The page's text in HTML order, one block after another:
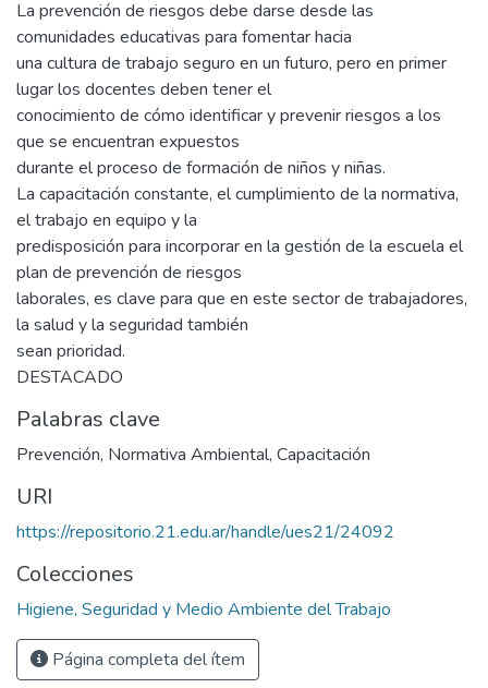
La prevención de riesgos debe darse desde las
comunidades educativas para fomentar hacia
una cultura de trabajo seguro en un futuro, pero en primer
lugar los docentes deben tener el
conocimiento de cómo identificar y prevenir riesgos a los
que se encuentran expuestos
durante el proceso de formación de niños y niñas.
La capacitación constante, el cumplimiento de la normativa,
el trabajo en equipo y la
predisposición para incorporar en la gestión de la escuela el
plan de prevención de riesgos
laborales, es clave para que en este sector de trabajadores,
la salud y la seguridad también
sean prioridad.
DESTACADO
Palabras clave
Prevención, Normativa Ambiental, Capacitación
URI
https://repositorio.21.edu.ar/handle/ues21/24092
Colecciones
Higiene, Seguridad y Medio Ambiente del Trabajo
Página completa del ítem